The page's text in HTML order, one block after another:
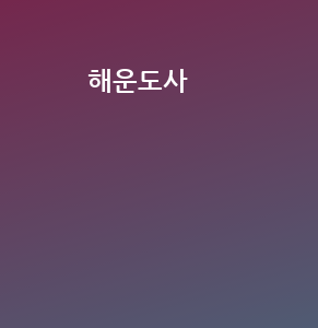
해운도사